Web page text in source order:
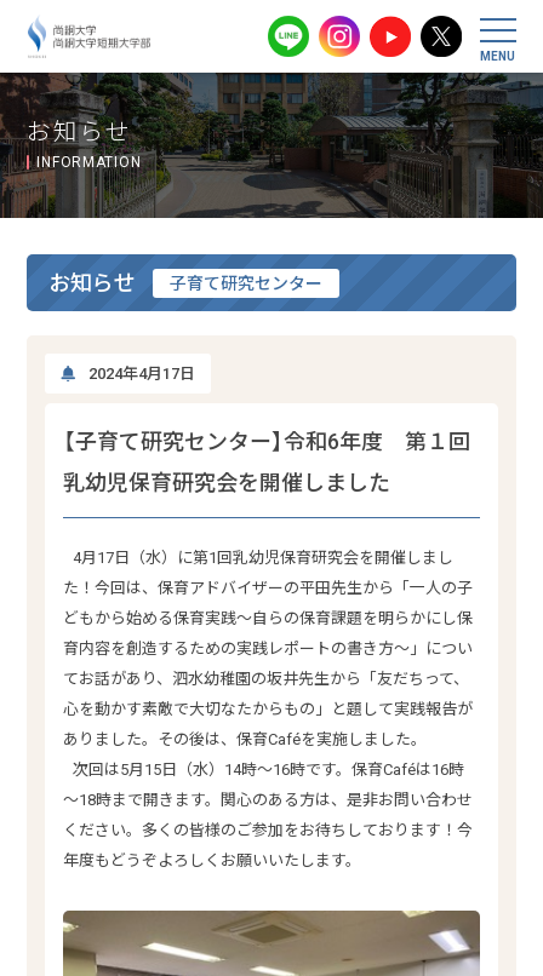
尚絅大学・尚
お知らせ
INFORMATION
お知らせ 子育て研究センター
2024年4月17日
【子育て研究センター】令和6年度 第１回
乳幼児保育研究会を開催しました
■4月17日（水）に第1回乳幼児保育研究会を開催しまし
た！今回は、保育アドバイザーの平田先生から「一人の子
どもから始める保育実践～自らの保育課題を明らかにし保
育内容を創造するための実践レポートの書き方～」につい
てお話があり、泗水幼稚園の坂井先生から「友だちって、
心を動かす素敵で大切なたからもの」と題して実践報告が
ありました。その後は、保育Caféを実施しました。
■次回は5月15日（水）14時～16時です。保育Caféは16時
～18時まで開きます。関心のある方は、是非お問い合わせ
ください。多くの皆様のご参加をお待ちしております！今
年度もどうぞよろしくお願いいたします。